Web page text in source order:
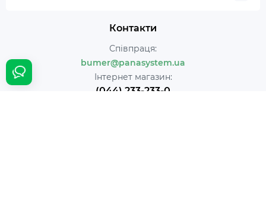
Контакти
Співпраця:
bumer@panasystem.ua
Інтернет магазин:
(044) 233-233-0